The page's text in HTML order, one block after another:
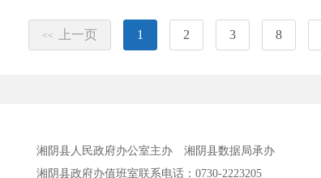
<< 上一页 1 2 3 8
湘阴县人民政府办公室主办
湘阴县数据局承办
湘阴县政府办值班室联系电话：0730-2223205